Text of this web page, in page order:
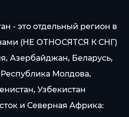
- это отдельный регион в
(НЕ ОТНОСЯТСЯ К СНГ)
Азербайджан, Беларусь,
Молдова,
Узбекистан
и Северная Африка: